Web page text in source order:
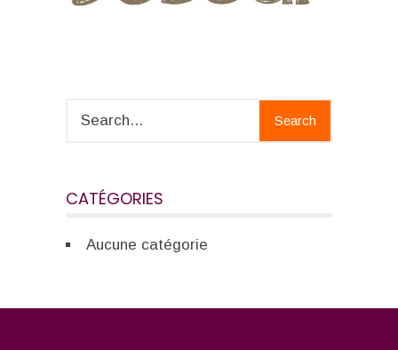
Search
CATÉGORIES
Aucune catégorie